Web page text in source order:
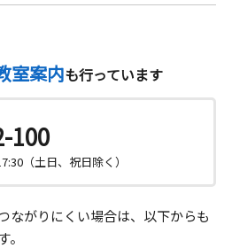
室案内も行っています
100
（土日、祝日除く）
ながりにくい場合は、以下からも